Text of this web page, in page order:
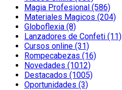
Magia Profesional (586)
Materiales Magicos (204)
Globoflexia (8)
Lanzadores de Confeti (11)
Cursos online (31)
Rompecabezas (16)
Novedades (1012)
Destacados (1005)
Oportunidades (3)